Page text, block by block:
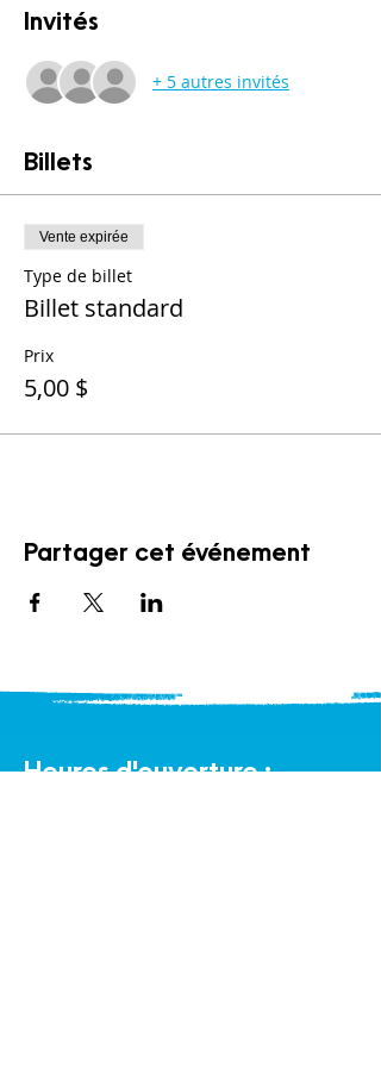
Invités
+ 5 autres invités
Billets
Vente expirée
Type de billet
Billet standard
Prix
5,00 $
Partager cet événement
Heures d'ouverture :